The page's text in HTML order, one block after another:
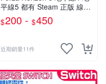
平線5 都有 Steam 正版 線上
聯機
$200 - $450
近期銷量11件